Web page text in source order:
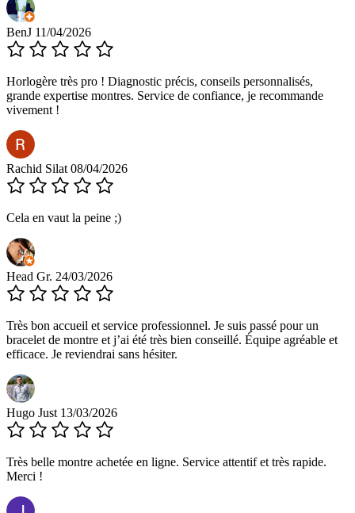
BenJ 11/04/2026
Horlogère très pro ! Diagnostic précis, conseils personnalisés,
grande expertise montres. Service de confiance, je recommande
vivement !
Rachid Silat 08/04/2026
Cela en vaut la peine ;)
Head Gr. 24/03/2026
Très bon accueil et service professionnel. Je suis passé pour un
bracelet de montre et j’ai été très bien conseillé. Équipe agréable et
efficace. Je reviendrai sans hésiter.
Hugo Just 13/03/2026
Très belle montre achetée en ligne. Service attentif et très rapide.
Merci !